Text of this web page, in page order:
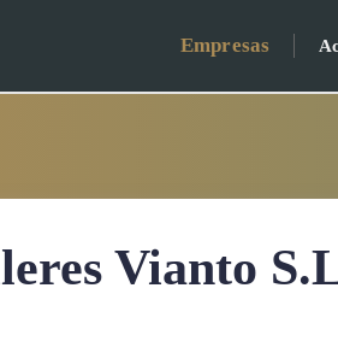
Empresas
Vianto